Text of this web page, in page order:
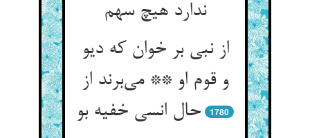
ندارد هیچ سهم
از نبی بر خوان که دیو
و قوم او ** می‌برند از
حال انسی خفیه بو
1780